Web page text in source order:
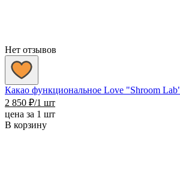
Нет отзывов
Какао функциональное Love "Shroom
2 850 ₽/1 шт
цена за 1 шт
В корзину